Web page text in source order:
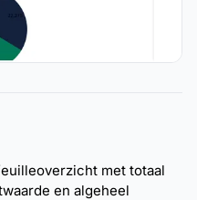
met totaal
en algeheel